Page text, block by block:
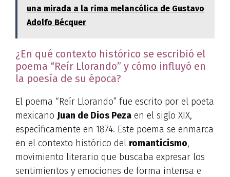
una mirada a la rima melancólica de Gustavo
Adolfo Bécquer
¿En qué contexto histórico se escribió el
poema “Reír Llorando” y cómo influyó en
la poesía de su época?
El poema “Reír Llorando” fue escrito por el poeta
mexicano Juan de Dios Peza en el siglo XIX,
específicamente en 1874. Este poema se enmarca
en el contexto histórico del romanticismo,
movimiento literario que buscaba expresar los
sentimientos y emociones de forma intensa e